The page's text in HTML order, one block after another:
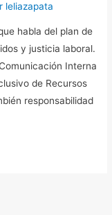
leliazapata
habla del plan de
y justicia laboral.
Interna
de Recursos
responsabilidad